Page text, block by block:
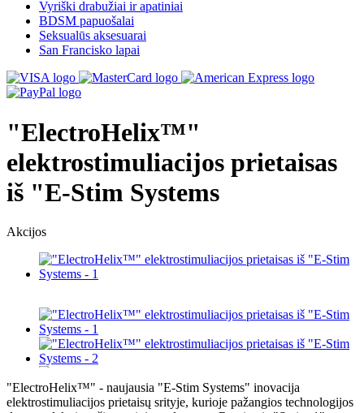
Vyriški drabužiai ir apatiniai
BDSM papuošalai
Seksualūs aksesuarai
San Francisko lapai
"ElectroHelix™"
elektrostimuliacijos prietaisas
iš "E-Stim Systems
Akcijos
"ElectroHelix™" - naujausia "E-Stim Systems" inovacija
elektrostimuliacijos prietaisų srityje, kurioje pažangios technologijos